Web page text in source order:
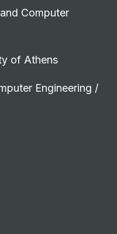
Computer
of Athens
Engineering /